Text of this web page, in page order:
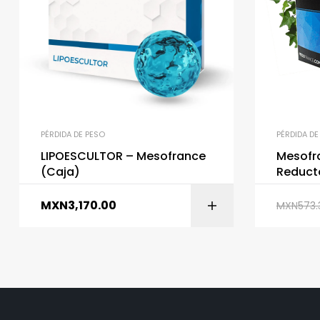
PÉRDIDA DE PESO
LIPOESCULTOR – Mesofrance
(Caja)
MXN3,170.00
PÉRDIDA
MXN